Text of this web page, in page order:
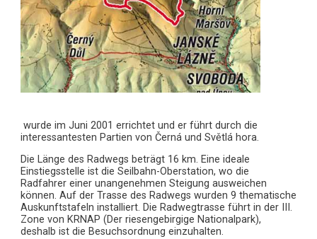
wurde im Juni 2001 errichtet und er führt durch die
interessantesten Partien von Černá und Světlá hora.
Die Länge des Radwegs beträgt 16 km. Eine ideale
Einstiegsstelle ist die Seilbahn-Oberstation, wo die
Radfahrer einer unangenehmen Steigung ausweichen
können. Auf der Trasse des Radwegs wurden 9 thematische
Auskunftstafeln installiert. Die Radwegtrasse führt in der III.
Zone von KRNAP (Der riesengebirgige Nationalpark),
deshalb ist die Besuchsordnung einzuhalten.